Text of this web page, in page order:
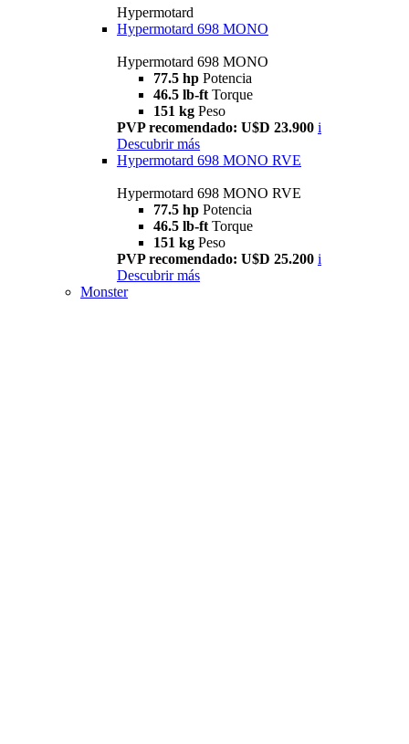
Hypermotard
Hypermotard 698 MONO
Hypermotard 698 MONO
77.5 hp Potencia
46.5 lb-ft Torque
151 kg Peso
PVP recomendado: U$D 23.900 i
Descubrir más
Hypermotard 698 MONO RVE
Hypermotard 698 MONO RVE
77.5 hp Potencia
46.5 lb-ft Torque
151 kg Peso
PVP recomendado: U$D 25.200 i
Descubrir más
Monster